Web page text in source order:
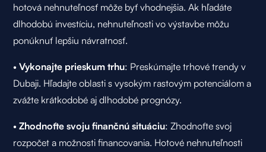
hotová nehnuteľnosť môže byť vhodnejšia. Ak hľadáte
dlhodobú investíciu, nehnuteľnosti vo výstavbe môžu
ponúknuť lepšiu návratnosť.
•Vykonajte prieskum trhu: Preskúmajte trhové trendy v
Dubaji. Hľadajte oblasti s vysokým rastovým potenciálom a
zvážte krátkodobé aj dlhodobé prognózy.
•Zhodnoťte svoju finančnú situáciu: Zhodnoťte svoj
rozpočet a možnosti financovania. Hotové nehnuteľnosti